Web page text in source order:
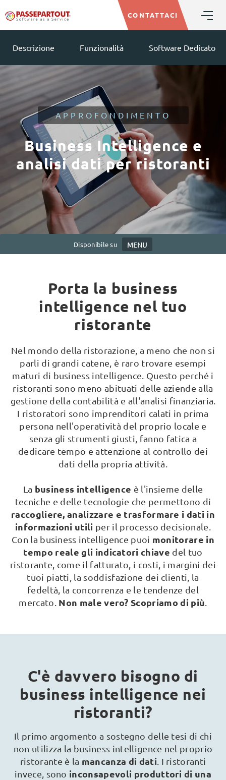
CONTATTACI
Descrizione Funzionalità Software Dedicato
APPROFONDIMENTO
Business Intelligence e
analisi dati per ristoranti
Disponibile su MENU
Porta la business
intelligence nel tuo
ristorante
Nel mondo della ristorazione, a meno che non si
parli di grandi catene, è raro trovare esempi
maturi di business intelligence. Questo perché i
ristoranti sono meno abituati delle aziende alla
gestione della contabilità e all'analisi finanziaria.
I ristoratori sono imprenditori calati in prima
persona nell'operatività del proprio locale e
senza gli strumenti giusti, fanno fatica a
dedicare tempo e attenzione al controllo dei
dati della propria attività.
La business intelligence è l'insieme delle
tecniche e delle tecnologie che permettono di
raccogliere, analizzare e trasformare i dati in
informazioni utili per il processo decisionale.
Con la business intelligence puoi monitorare in
tempo reale gli indicatori chiave del tuo
ristorante, come il fatturato, i costi, i margini dei
tuoi piatti, la soddisfazione dei clienti, la
fedeltà, la concorrenza e le tendenze del
mercato. Non male vero? Scopriamo di più
C'è davvero bisogno di
business intelligence nei
ristoranti?
Il primo argomento a sostegno delle tesi di chi
non utilizza la business intelligence nel proprio
ristorante è la mancanza di dati. I ristoranti
invece, sono inconsapevoli produttori di una